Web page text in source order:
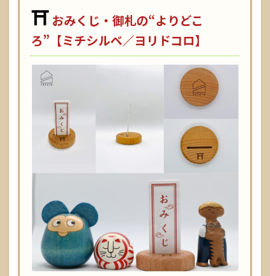
御
札・
御朱
（参
拝後
事）
1.3.1
おみく
じ：持
1.3.2
御札
（おふ
だ）：
置き方
の基本
⛩️ おみくじ・御札の“よりどこ
ろ”【ミチシルベ／ヨリドコロ】